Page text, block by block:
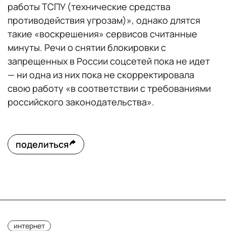
работы ТСПУ (технические средства
противодействия угрозам)», однако длятся
такие «воскрешения» сервисов считанные
минуты. Речи о снятии блокировки с
запрещенных в России соцсетей пока не идет
— ни одна из них пока не скорректировала
свою работу «в соответствии с требованиями
российского законодательства».
поделиться
интернет